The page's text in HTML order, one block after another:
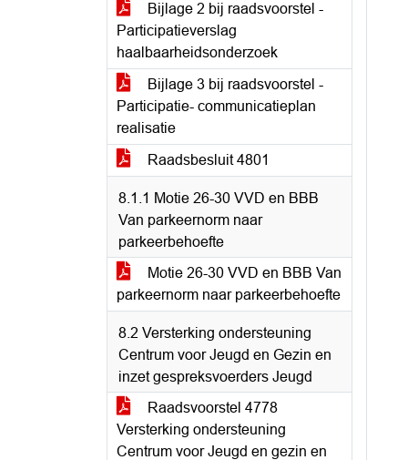
Bijlage 2 bij raadsvoorstel -
Participatieverslag
haalbaarheidsonderzoek
Bijlage 3 bij raadsvoorstel -
Participatie- communicatieplan
realisatie
Raadsbesluit 4801
8.1.1 Motie 26-30 VVD en BBB
Van parkeernorm naar
parkeerbehoefte
Motie 26-30 VVD en BBB Van
parkeernorm naar parkeerbehoefte
8.2 Versterking ondersteuning
Centrum voor Jeugd en Gezin en
inzet gespreksvoerders Jeugd
Raadsvoorstel 4778
Versterking ondersteuning
Centrum voor Jeugd en gezin en